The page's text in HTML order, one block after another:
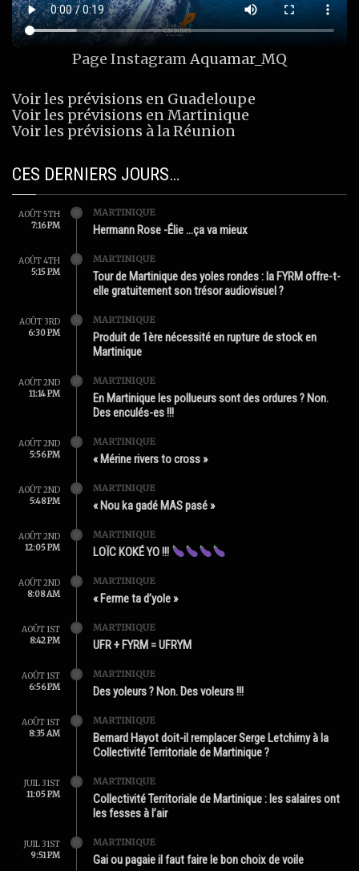
Page Instagram Aquamar_MQ
Voir les prévisions en Guadeloupe
Voir les prévisions en Martinique
Voir les prévisions à la Réunion
CES DERNIERS JOURS…
AOÛT 5TH
7:16 PM
MARTINIQUE
Hermann Rose -Élie …ça va mieux
AOÛT 4TH
5:15 PM
MARTINIQUE
Tour de Martinique des yoles rondes : la FYRM offre-t-
elle gratuitement son trésor audiovisuel ?
AOÛT 3RD
6:30 PM
MARTINIQUE
Produit de 1ère nécessité en rupture de stock en
Martinique
AOÛT 2ND
11:14 PM
MARTINIQUE
En Martinique les pollueurs sont des ordures ? Non.
Des enculés-es !!!
AOÛT 2ND
5:56 PM
MARTINIQUE
« Mérine rivers to cross »
AOÛT 2ND
5:48 PM
MARTINIQUE
« Nou ka gadé MAS pasé »
AOÛT 2ND
12:05 PM
MARTINIQUE
LOÏC KOKÉ YO !!!
AOÛT 2ND
8:08 AM
MARTINIQUE
« Ferme ta d’yole »
AOÛT 1ST
8:42 PM
MARTINIQUE
UFR + FYRM = UFRYM
AOÛT 1ST
6:56 PM
MARTINIQUE
Des yoleurs ? Non. Des voleurs !!!
AOÛT 1ST
8:35 AM
MARTINIQUE
Bernard Hayot doit-il remplacer Serge Letchimy à la
Collectivité Territoriale de Martinique ?
JUIL 31ST
11:05 PM
MARTINIQUE
Collectivité Territoriale de Martinique : les salaires ont
les fesses à l’air
JUIL 31ST
9:51 PM
MARTINIQUE
Gai ou pagaie il faut faire le bon choix de voile